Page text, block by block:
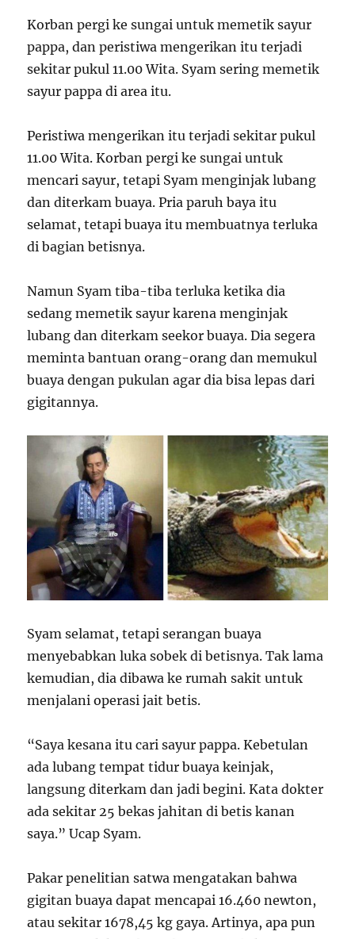
Korban pergi ke sungai untuk memetik sayur
pappa, dan peristiwa mengerikan itu terjadi
sekitar pukul 11.00 Wita. Syam sering memetik
sayur pappa di area itu.
Peristiwa mengerikan itu terjadi sekitar pukul
11.00 Wita. Korban pergi ke sungai untuk
mencari sayur, tetapi Syam menginjak lubang
dan diterkam buaya. Pria paruh baya itu
selamat, tetapi buaya itu membuatnya terluka
di bagian betisnya.
Namun Syam tiba-tiba terluka ketika dia
sedang memetik sayur karena menginjak
lubang dan diterkam seekor buaya. Dia segera
meminta bantuan orang-orang dan memukul
buaya dengan pukulan agar dia bisa lepas dari
gigitannya.
Syam selamat, tetapi serangan buaya
menyebabkan luka sobek di betisnya. Tak lama
kemudian, dia dibawa ke rumah sakit untuk
menjalani operasi jait betis.
“Saya kesana itu cari sayur pappa. Kebetulan
ada lubang tempat tidur buaya keinjak,
langsung diterkam dan jadi begini. Kata dokter
ada sekitar 25 bekas jahitan di betis kanan
saya.” Ucap Syam.
Pakar penelitian satwa mengatakan bahwa
gigitan buaya dapat mencapai 16.460 newton,
atau sekitar 1678,45 kg gaya. Artinya, apa pun